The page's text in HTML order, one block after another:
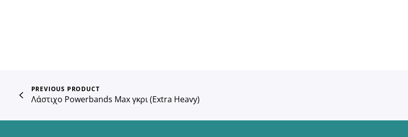
PREVIOUS PRODUCT
Λάστιχο Powerbands Max γκρι (Extra Heavy)